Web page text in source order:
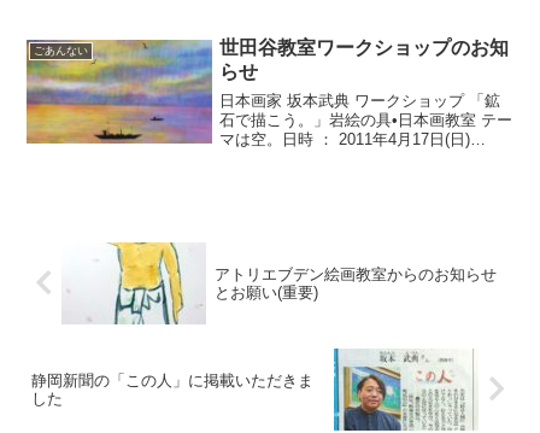
ごあんない
世田谷教室ワークショップのお知
らせ
日本画家 坂本武典 ワークショップ 「鉱
石で描こう。」岩絵の具•日本画教室 テー
マは空。日時 ： 2011年4月17日(日)
アトリエブデン絵画教室からのお知らせ
とお願い(重要)
静岡新聞の「この人」に掲載いただきま
した